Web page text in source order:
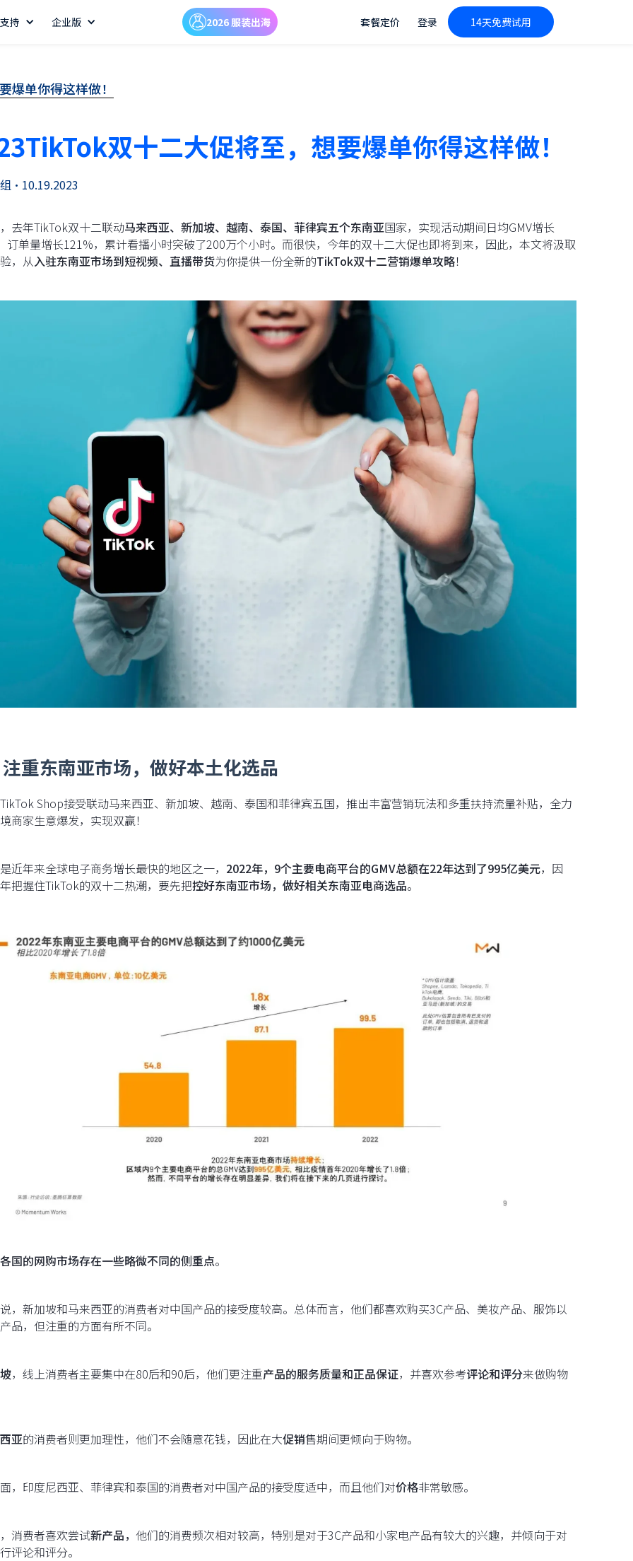
持 企业版 2026 服装出海 套餐定价 登录 14天免费试用
爆单你得这样做！
双十二大促将至，想要爆单你得这样做！
• 10.19.2023
去年TikTok双十二联动马来西亚、新加坡、越南、泰国、菲律宾五个东南亚国家，实现活动期间日均GMV增长
订单量增长121%，累计看播小时突破了200万个小时。而很快，今年的双十二大促也即将到来，因此，本文将汲取
，从入驻东南亚市场到短视频、直播带货为你提供一份全新的TikTok双十二营销爆单攻略！
重东南亚市场，做好本土化选品
Shop接受联动马来西亚、新加坡、越南、泰国和菲律宾五国，推出丰富营销玩法和多重扶持流量补贴，全力
商家生意爆发，实现双赢！
近年来全球电子商务增长最快的地区之一， 2022年，9个主要电商平台的GMV总额在22年达到了995亿美元，因
把握住TikTok的双十二热潮，要先把控好东南亚市场，做好相关东南亚电商选品。
各国的网购市场存在一些略微不同的侧重点。
，新加坡和马来西亚的消费者对中国产品的接受度较高。总体而言，他们都喜欢购买3C产品、美妆产品、服饰以
品，但注重的方面有所不同。
，线上消费者主要集中在80后和90后，他们更注重产品的服务质量和正品保证，并喜欢参考评论和评分来做购物
亚的消费者则更加理性，他们不会随意花钱，因此在大促销售期间更倾向于购物。
，印度尼西亚、菲律宾和泰国的消费者对中国产品的接受度适中，而且他们对价格非常敏感。
，消费者喜欢尝试新产品， 他们的消费频次相对较高，特别是对于3C产品和小家电产品有较大的兴趣，并倾向于对
评论和评分。